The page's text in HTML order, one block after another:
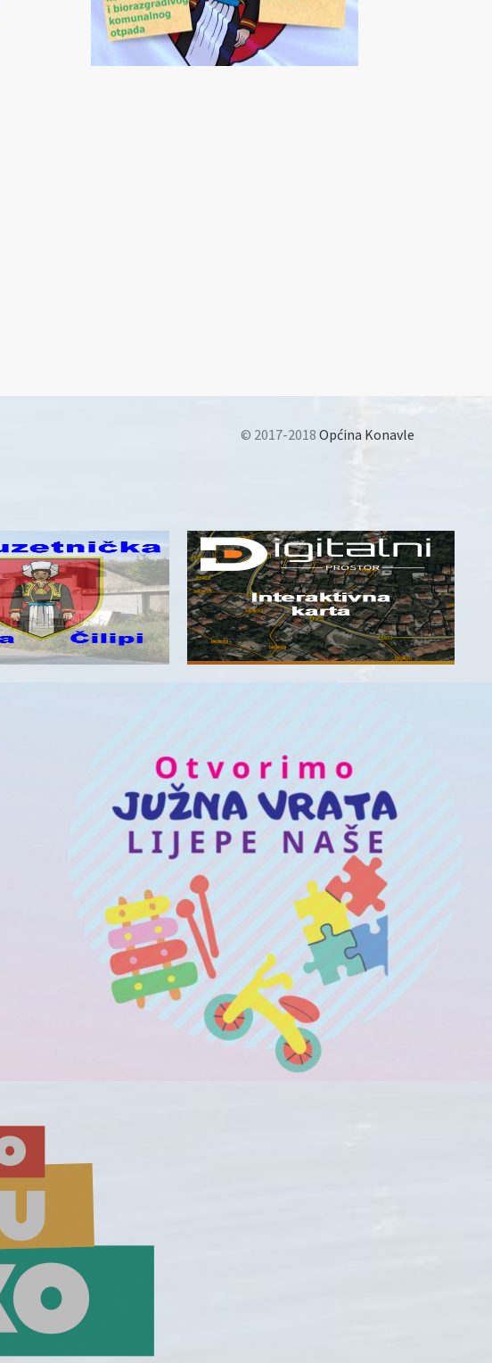
© 2017-2018 Općina Konavle